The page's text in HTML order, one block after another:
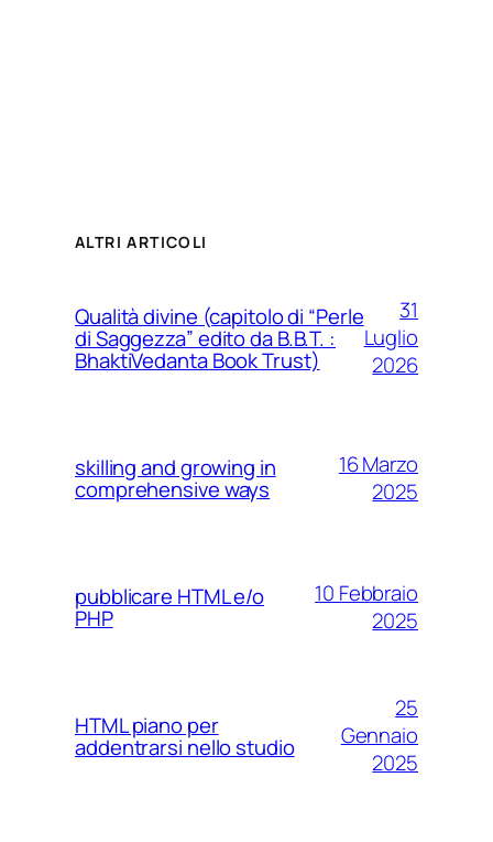
ALTRI ARTICOLI
Qualità divine (capitolo di “Perle
di Saggezza” edito da B.B.T. :
BhaktiVedanta Book Trust)
31
Luglio
2026
skilling and growing in
comprehensive ways
16 Marzo
2025
pubblicare HTML e/o
PHP
10 Febbraio
2025
HTML piano per
addentrarsi nello studio
25
Gennaio
2025